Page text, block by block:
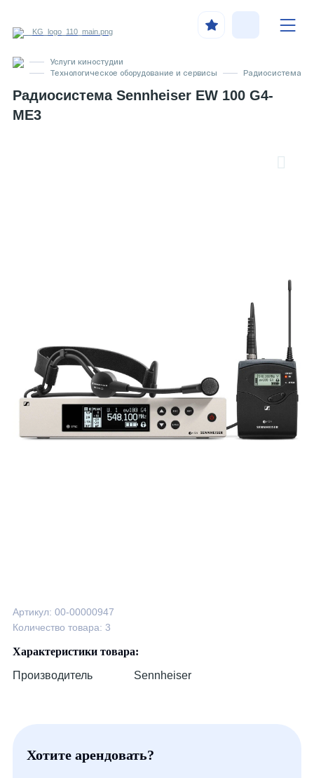
Услуги киностудии
Технологическое оборудование и сервисы
Радиосистема
Радиосистема Sennheiser EW 100 G4-
ME3
Артикул: 00-00000947
Количество товара: 3
Характеристики товара:
Производитель
Sennheiser
Хотите арендовать?